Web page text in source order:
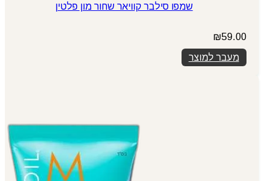
שמפו סילבר קוויאר שחור מון פלטין
₪59.00
מעבר למוצר